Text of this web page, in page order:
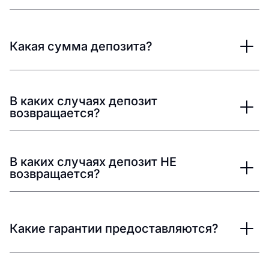
Какая сумма депозита?
В каких случаях депозит
возвращается?
В каких случаях депозит НЕ
возвращается?
Какие гарантии предоставляются?